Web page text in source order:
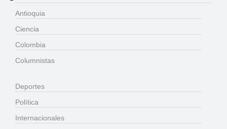
Antioquia
Ciencia
Colombia
Columnistas
Deportes
Política
Internacionales